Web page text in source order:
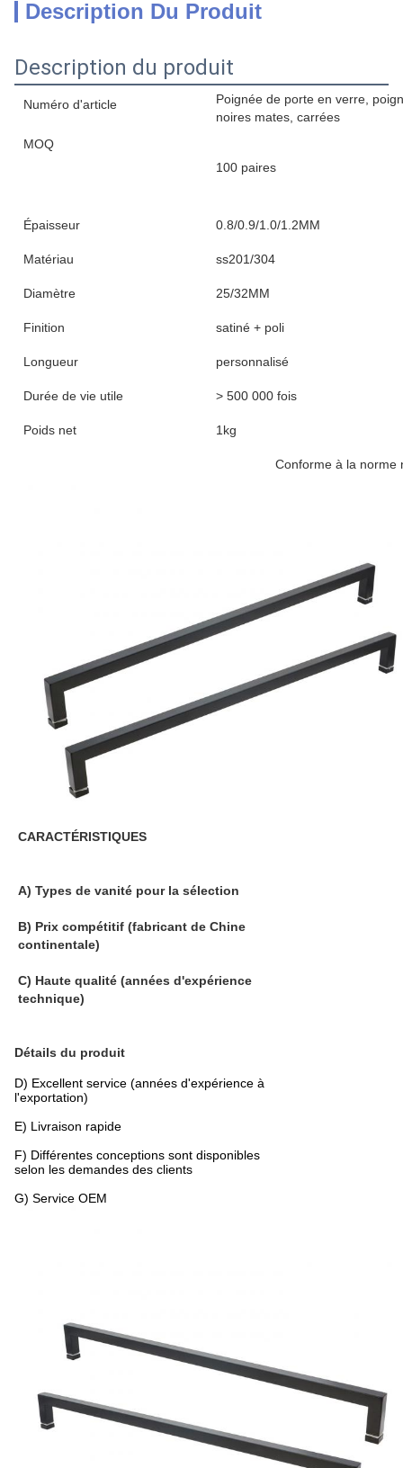
Description Du Produit
Description du produit
Numéro d'article
Poignée de porte en verre,
noires mates, carrées
MOQ
100 paires
Épaisseur 0.8/0.9/1.0/1.2MM
Matériau ss201/304
Diamètre 25/32MM
Finition satiné + poli
Longueur personnalisé
Durée de vie utile > 500 000 fois
Poids net 1kg
Conforme à la norme nationale
CARACTÉRISTIQUES
A) Types de vanité pour la sélection
B) Prix compétitif (fabricant de Chine
continentale)
C) Haute qualité (années d'expérience
technique)
Détails du produit
D) Excellent service (années d'expérience à
l'exportation)
E) Livraison rapide
F) Différentes conceptions sont disponibles
selon les demandes des clients
G) Service OEM